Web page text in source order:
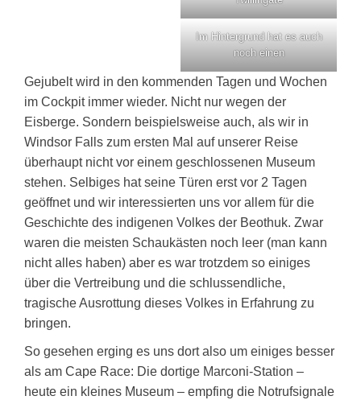
Im Hintergrund hat es auch
noch einen
Gejubelt wird in den kommenden Tagen und Wochen
im Cockpit immer wieder. Nicht nur wegen der
Eisberge. Sondern beispielsweise auch, als wir in
Windsor Falls zum ersten Mal auf unserer Reise
überhaupt nicht vor einem geschlossenen Museum
stehen. Selbiges hat seine Türen erst vor 2 Tagen
geöffnet und wir interessierten uns vor allem für die
Geschichte des indigenen Volkes der Beothuk. Zwar
waren die meisten Schaukästen noch leer (man kann
nicht alles haben) aber es war trotzdem so einiges
über die Vertreibung und die schlussendliche,
tragische Ausrottung dieses Volkes in Erfahrung zu
bringen.
So gesehen erging es uns dort also um einiges besser
als am Cape Race: Die dortige Marconi-Station –
heute ein kleines Museum – empfing die Notrufsignale